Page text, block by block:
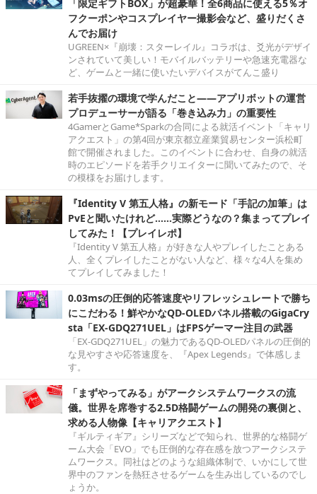
「限定ギフトBOX」が超豪華！全6商品に使える5％オ
フクーポンやコスプレイヤー撮影会など、盛りだくさ
んでお届け
UGREEN×『崩壊：スターレイル』コラボは、爻光がデザイ
ンされていて美しい！モバイルバッテリーや急速充電器な
ど、ゲームと一緒に使いたいデバイスがてんこ盛り
若手抜擢の環境で学んだこと――アプリボットの運営
プロデューサーが語る「巻き込み力」の重要性
4GamerとGame*Sparkの合同による就活イベント「キャリ
アクエスト」の第4回が東京都立産業貿易センター浜松町
館で開催されました。このイベントに合わせ、自身の就活
時のエピソードを若手クリエイターに聞いてみたので、そ
の模様をお届けします。
『Identity V 第五人格』の新モード「手記の加筆」は
PvEと聞いたけれど……実際どうなの？集まってプレイ
してみた！【プレイレポ】
『Identity V 第五人格』が好きな人やプレイしたことある
人、全くプレイしたことがない人など、様々な4人を集め
てプレイしてみました！
0.03msの圧倒的応答速度やリフレッシュレートで勝ち
にこだわる！鮮やかなQD-OLEDパネル搭載のGigaCry
sta「EX-GDQ271UEL」はFPSゲーマー注目の武器
「EX-GDQ271UEL」の魅力であるQD-OLEDパネルの圧倒的
な見やすさや応答速度を、『Apex Legends』で体感しま
す。
「まずやってみる」がアークシステムワークスの流
儀。世界を席巻する2.5D格闘ゲームの開発の裏側と、
求める人物像【キャリアクエスト】
『ギルティギア』シリーズなどで知られ、世界的な格闘ゲ
ーム大会「EVO」でも圧倒的な存在感を放つアークシステ
ムワークス。同社はどのような組織体制で、いかにして世
界中のファンを熱狂させるゲームを生み出しているのでし
ょうか。